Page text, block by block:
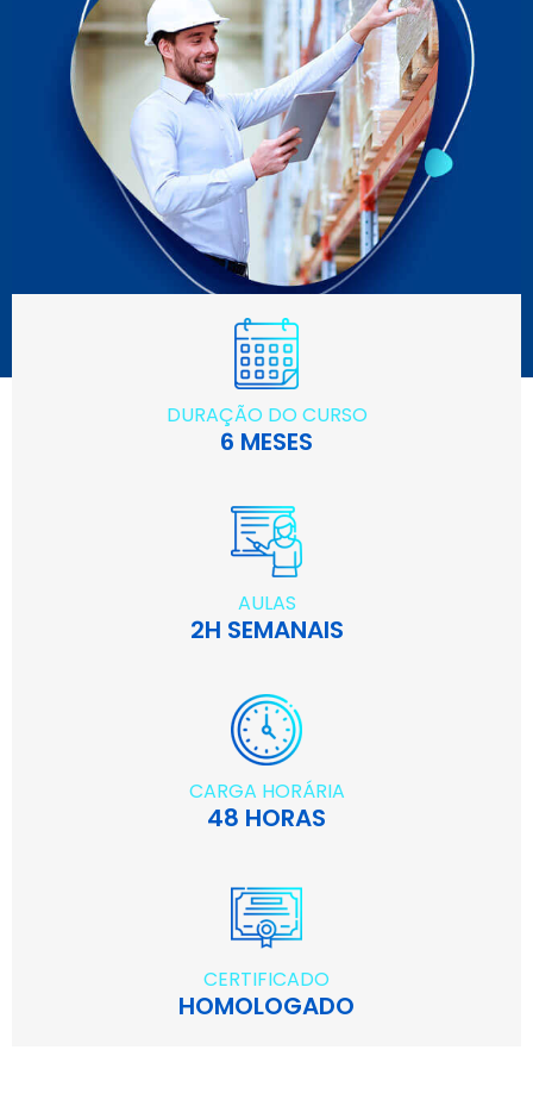
DURAÇÃO DO CURSO
6 MESES
AULAS
2H SEMANAIS
CARGA HORÁRIA
48 HORAS
CERTIFICADO
HOMOLOGADO